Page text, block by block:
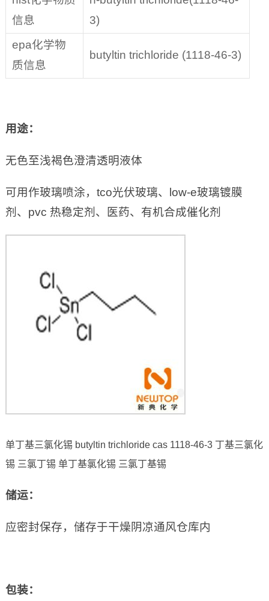
信息
3)
epa化学物
质信息
butyltin trichloride (1118-46-3)
用途：
无色至浅褐色澄清透明液体
可用作玻璃喷涂，tco光伏玻璃、low-e玻璃镀膜
剂、pvc 热稳定剂、医药、有机合成催化剂
单丁基三氯化锡 butyltin trichloride cas 1118-46-3 丁基三氯化
锡 三氯丁锡 单丁基氯化锡 三氯丁基锡
储运：
应密封保存，储存于干燥阴凉通风仓库内
包装：